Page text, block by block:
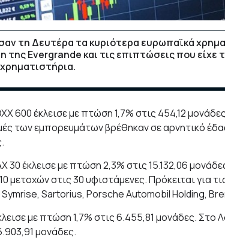
τη Δευτέρα τα κυριότερα ευρωπαϊκά
Evergrande και τις επιπτώσεις που είχε
600 έκλεισε με πτώση 1,7% στις 454,12
των εμπορευμάτων βρέθηκαν σε αρνητικό
30 έκλεισε με πτώση 2,3% στις 15.132,06
μετοχών στις 30 υφιστάμενες. Πρόκειται για
Sartorius, Porsche Automobil Holding,
με πτώση 1,7% στις 6.455,81 μονάδες. Στο
μονάδες.